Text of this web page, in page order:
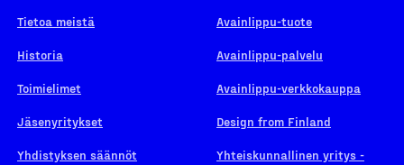
Tietoa meistä
Historia
Toimielimet
Jäsenyritykset
Yhdistyksen säännöt
Avainlippu-tuote
Avainlippu-palvelu
Avainlippu-verkkokauppa
Design from Finland
Yhteiskunnallinen yritys -